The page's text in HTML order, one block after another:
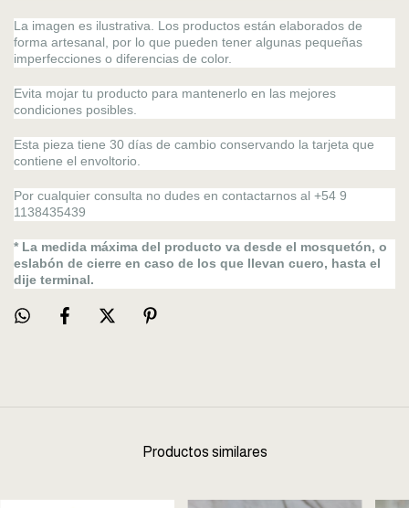
La imagen es ilustrativa. Los productos están elaborados de
forma artesanal, por lo que pueden tener algunas pequeñas
imperfecciones o diferencias de color.
Evita mojar tu producto para mantenerlo en las mejores
condiciones posibles.
Esta pieza tiene 30 días de cambio conservando la tarjeta que
contiene el envoltorio.
Por cualquier consulta no dudes en contactarnos al +54 9
1138435439
* La medida máxima del producto va desde el mosquetón, o
eslabón de cierre en caso de los que llevan cuero, hasta el
dije terminal.
Productos similares